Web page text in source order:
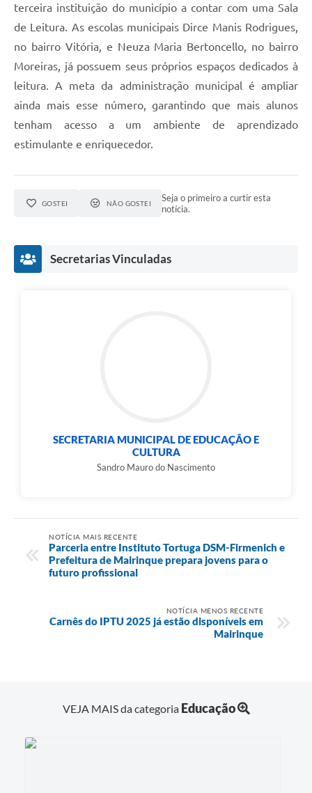
terceira instituição do município a contar com uma Sala
de Leitura. As escolas municipais Dirce Manis Rodrigues,
no bairro Vitória, e Neuza Maria Bertoncello, no bairro
Moreiras, já possuem seus próprios espaços dedicados à
leitura. A meta da administração municipal é ampliar
ainda mais esse número, garantindo que mais alunos
tenham acesso a um ambiente de aprendizado
estimulante e enriquecedor.
GOSTEI NÃO GOSTEI
Seja o primeiro a curtir esta
notícia.
Secretarias Vinculadas
SECRETARIA MUNICIPAL DE EDUCAÇÃO E
CULTURA
Sandro Mauro do Nascimento
NOTÍCIA MAIS RECENTE
Parceria entre Instituto Tortuga DSM-Firmenich e
Prefeitura de Mairinque prepara jovens para o
futuro profissional
NOTÍCIA MENOS RECENTE
Carnês do IPTU 2025 já estão disponíveis em
Mairinque
VEJA MAIS da categoria Educação